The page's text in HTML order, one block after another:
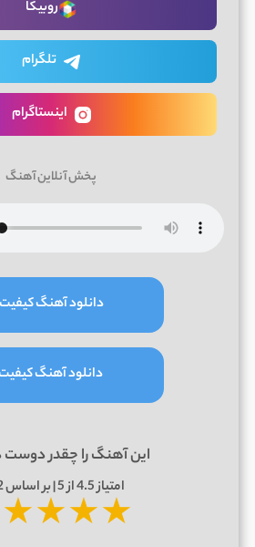
روبیکا
تلگرام
اینستاگرام
پخش آنلاین آهنگ
دانلود آهنگ کیفیت 320
دانلود آهنگ کیفیت
این آهنگ را چقدر دوست
امتیاز4.5از 5 | بر اساس
★★★★